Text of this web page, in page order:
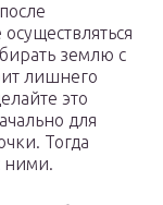
землю с
лишнего
это
для
Тогда
ними.